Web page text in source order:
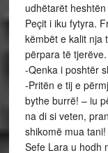
udhëtarët heshtën
Peçit i iku fytyra.
këmbët e kalit nja
përpara të
-Qenka i poshtër
-Pritën e tij e
bythe burrë! – iu
na di si veten,
shikomë mua tani!
Sefe Lara u hodh